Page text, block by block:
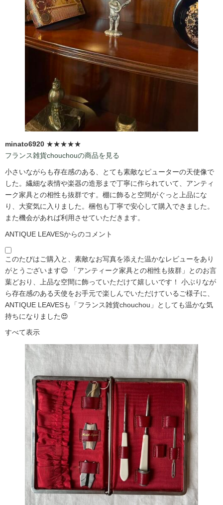
minato6920 ★★★★★
フランス雑貨chouchouの商品を見る
小さいながらも存在感のある、とても素敵なピューターの天使像で
した。繊細な表情や楽器の造形まで丁寧に作られていて、アンティ
ーク家具との相性も抜群です。棚に飾ると空間がぐっと上品にな
り、大変気に入りました。梱包も丁寧で安心して購入できました。
また機会があれば利用させていただきます。
ANTIQUE LEAVESからのコメント
このたびはご購入と、素敵なお写真を添えた温かなレビューをあり
がとうございます😊 「アンティーク家具との相性も抜群」とのお言
葉どおり、上品な空間に飾っていただけて嬉しいです！ 小ぶりなが
ら存在感のある天使をお手元で楽しんでいただけているご様子に、
ANTIQUE LEAVESも「フランス雑貨chouchou」としても温かな気
持ちになりました😍
すべて表示